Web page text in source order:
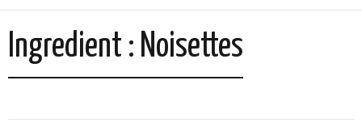
Ingredient : Noisettes